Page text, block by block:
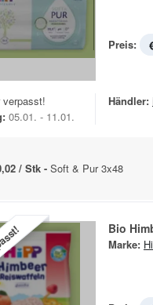
Preis:
verpasst!
05.01. - 11.01.
Händler:
/ Stk - Soft & Pur 3x48
Bio
Marke: